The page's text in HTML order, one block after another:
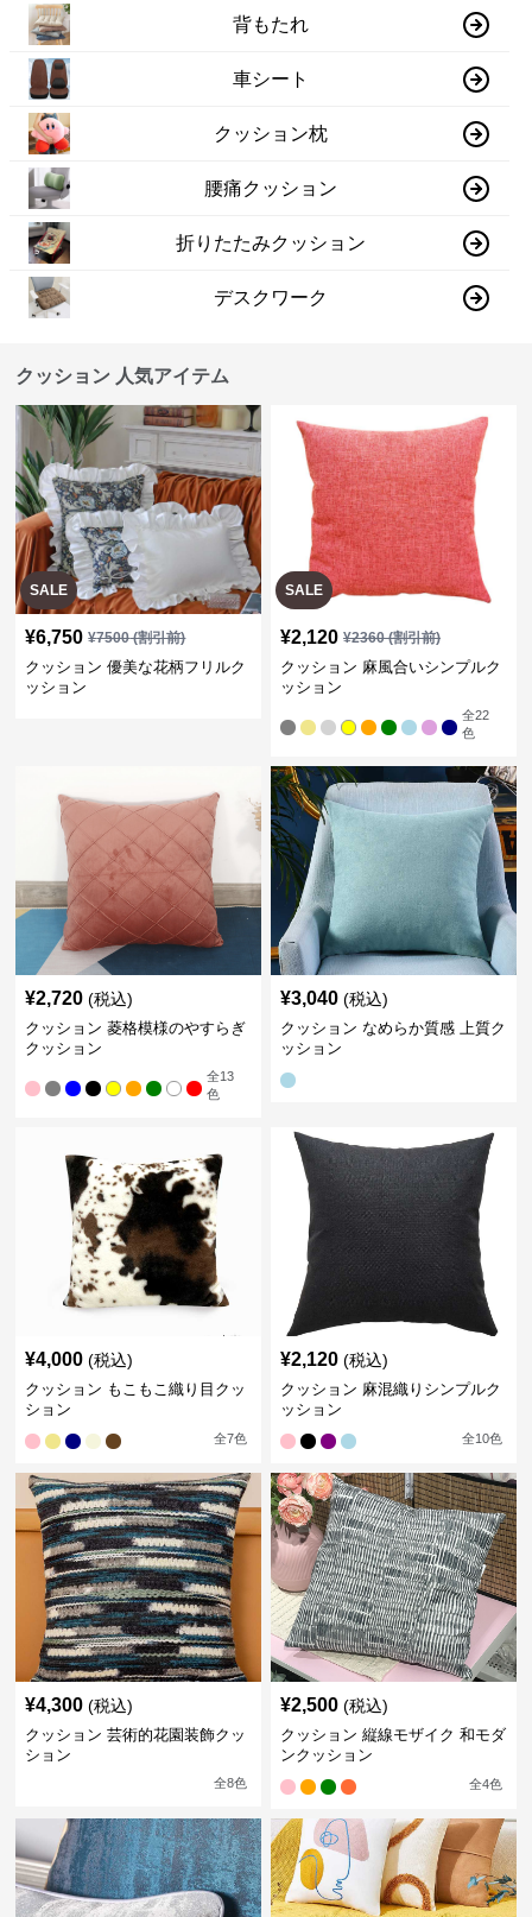
背もたれ
車シート
クッション枕
腰痛クッション
折りたたみクッション
デスクワーク
クッション 人気アイテム
SALE
¥6,750 ¥7500(割引前)
クッション 優美な花柄フリルク
ッション
SALE
¥2,120 ¥2360(割引前)
クッション 麻風合いシンプルク
ッション
全22
色
¥2,720 (税込)
クッション 菱格模様のやすらぎ
クッション
全13
色
¥3,040 (税込)
クッション なめらか質感 上質ク
ッション
¥4,000 (税込)
クッション もこもこ織り目クッ
ション
全7色
¥2,120 (税込)
クッション 麻混織りシンプルク
ッション
全10色
¥4,300 (税込)
クッション 芸術的花園装飾クッ
ション
全8色
¥2,500 (税込)
クッション 縦線モザイク 和モダ
ンクッション
全4色